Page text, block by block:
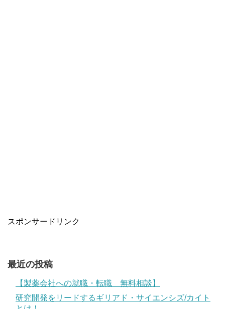
スポンサードリンク
最近の投稿
【製薬会社への就職・転職 無料相談】
研究開発をリードするギリアド・サイエンシズ/カイト